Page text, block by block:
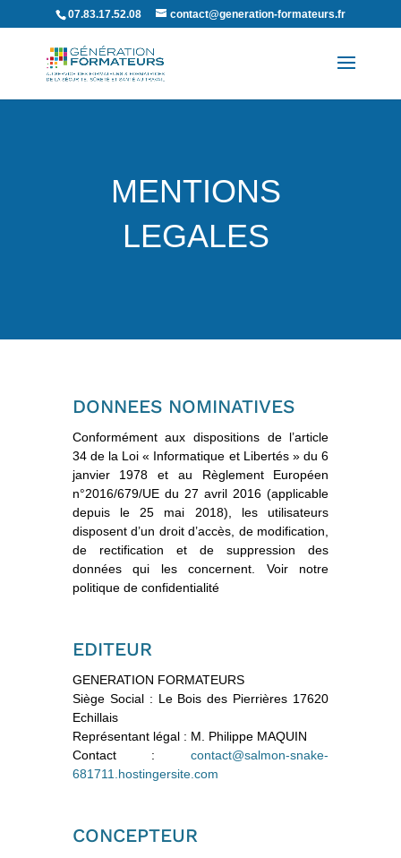
07.83.17.52.08 contact@generation-formateurs.fr
MENTIONS
LEGALES
DONNEES NOMINATIVES
Conformément aux dispositions de l’article
34 de la Loi « Informatique et Libertés » du 6
janvier 1978 et au Règlement Européen
n°2016/679/UE du 27 avril 2016 (applicable
depuis le 25 mai 2018), les utilisateurs
disposent d’un droit d’accès, de modification,
de rectification et de suppression des
données qui les concernent. Voir notre
politique de confidentialité
EDITEUR
GENERATION FORMATEURS
Siège Social : Le Bois des Pierrières 17620
Echillais
Représentant légal : M. Philippe MAQUIN
Contact :contact@salmon-snake-
681711.hostingersite.com
CONCEPTEUR